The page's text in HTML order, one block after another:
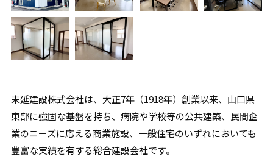
末延建設株式会社は、大正7年（1918年）創業以来、山口県
東部に強固な基盤を持ち、病院や学校等の公共建築、民間企
業のニーズに応える商業施設、一般住宅のいずれにおいても
豊富な実績を有する総合建設会社です。